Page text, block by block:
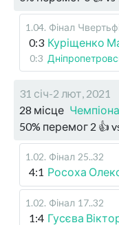
1.04. Фінал
0:3 Куріщенко
0:3
31 січ-2 лют, 2021
28 місце
50% перемог 2 👍
1.02. Фінал 25..32
4:1 Росоха
1.02. Фінал 17..32
1:4 Гусєва